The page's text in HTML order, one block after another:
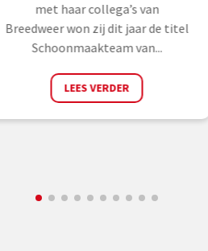
met haar collega’s van
Breedweer won zij dit jaar de titel
Schoonmaakteam van...
LEES VERDER